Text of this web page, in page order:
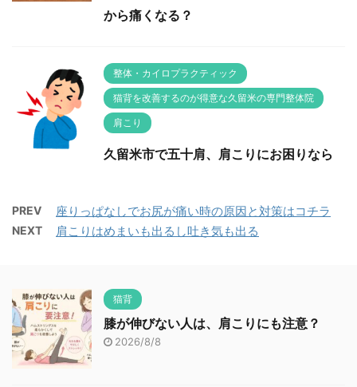
から痛くなる？
整体・カイロプラクティック
猫背を改善するのが得意な久留米の専門整体院
肩こり
久留米市で五十肩、肩こりにお困りなら
PREV 座りっぱなしでお尻が痛い時の原因と対策はコチラ
NEXT 肩こりはめまいも出るし吐き気も出る
猫背
膝が伸びない人は、肩こりにも注意？
2026/8/8